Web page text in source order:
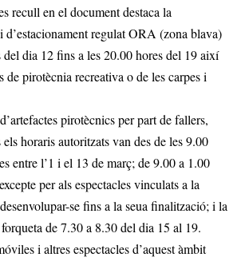
recull en el document destaca la
d’estacionament regulat ORA (zona blava)
del dia 12 fins a les 20.00 hores del 19 així
de pirotècnia recreativa o de les carpes i
pirotècnics per part de fallers,
horaris autoritzats van des de les 9.00
entre l’1 i el 13 de març; de 9.00 a 1.00
per als espectacles vinculats a la
se fins a la seua finalització; i la
de 7.30 a 8.30 del dia 15 al 19.
i altres espectacles d’aquest àmbit